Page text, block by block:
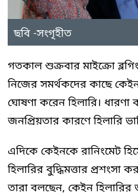
ছবি -সংগৃহীত
গতকাল শুক্রবার মাইক্রো
নিজের সমর্থকদের কাছে
ঘোষণা করেন হিলারি। ধারণা
জনপ্রিয়তার কারণে হিলারি
এদিকে কেইনকে রানিংমেট
হিলারির বুদ্ধিমত্তার প্রশংসা
তারা বলছেন, কেইন হিলারির